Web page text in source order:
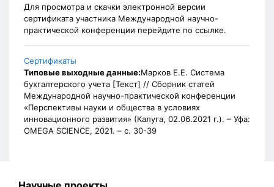
Для просмотра и скачки электронной версии
сертификата участника Международной научно-
практической конференции перейдите по ссылке.
Сертификаты
Типовые выходные данные:Марков Е.Е. Система
бухгалтерского учета [Текст] // Сборник статей
Международной научно-практической конференции
«Перспективы науки и общества в условиях
инновационного развития» (Калуга, 02.06.2021 г.). – Уфа:
OMEGA SCIENCE, 2021. – с. 30-39